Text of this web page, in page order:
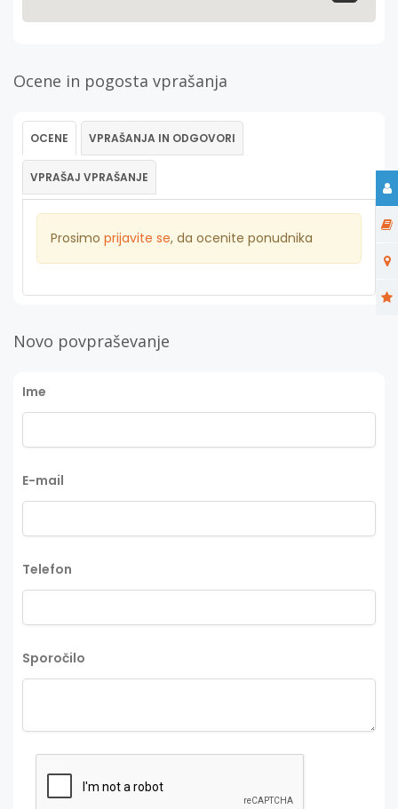
Ocene in pogosta vprašanja
OCENE VPRAŠANJA IN ODGOVORI
VPRAŠAJ VPRAŠANJE
Prosimo prijavite se, da ocenite ponudnika
Novo povpraševanje
Ime
E-mail
Telefon
Sporočilo